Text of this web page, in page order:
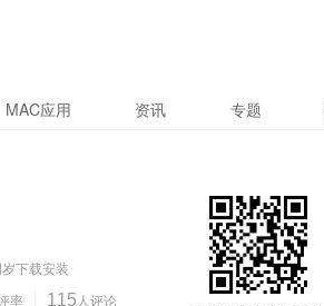
MAC应用 资讯 专题
下载安装
率 115 人评论